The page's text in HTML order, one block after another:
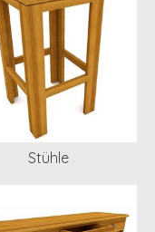
Stühle